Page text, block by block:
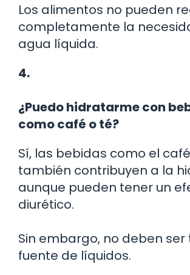
Los alimentos no pueden
completamente la
agua líquida.
4.
¿Puedo hidratarme con
como café o té?
Sí, las bebidas como el
también contribuyen a la
aunque pueden tener un
diurético.
Sin embargo, no deben ser
fuente de líquidos.